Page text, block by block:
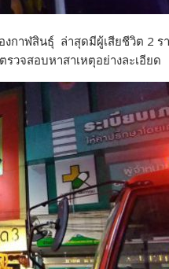
กาฬสินธุ์ ล่าสุดมีผู้เสียชีวิต 2 ร
วจสอบหาสาเหตุอย่างละเอียด